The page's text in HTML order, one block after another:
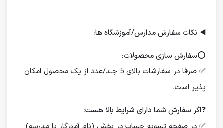
◀️ نکات سفارش مدارس/آموزشگاه ها:
⭕️سفارش سازی محصولات:
✅ صرفا در سفارشات بالای 5 جلد/عدد از یک محصول امکان
پذیر است.
❓اگر سفارش شما دارای شرایط بالا هست: